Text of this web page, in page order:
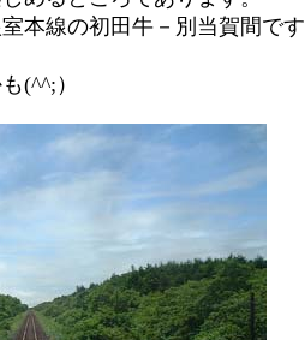
本線の初田牛－別当賀間で
(^^;）